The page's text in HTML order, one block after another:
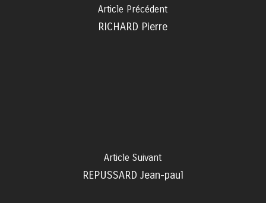
Article Précédent
RICHARD Pierre
Article Suivant
REPUSSARD Jean-paul